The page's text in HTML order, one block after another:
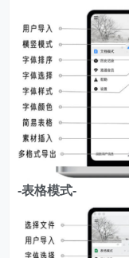
-表格模式-